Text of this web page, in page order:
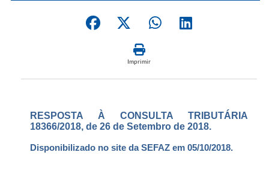
Imprimir
RESPOSTA À CONSULTA TRIBUTÁRIA
18366/2018, de 26 de Setembro de 2018.
Disponibilizado no site da SEFAZ em 05/10/2018.